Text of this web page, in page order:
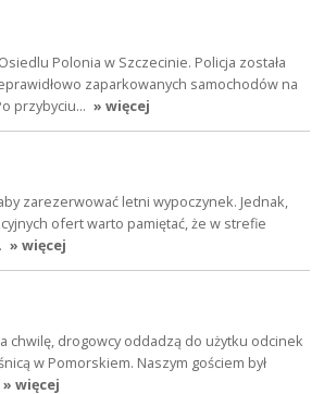
Polonia w Szczecinie. Policja została
zaparkowanych samochodów na
przybyciu… » więcej
zarezerwować letni wypoczynek. Jednak,
ofert warto pamiętać, że w strefie
» więcej
chwilę, drogowcy oddadzą do użytku odcinek
w Pomorskiem. Naszym gościem był
» więcej